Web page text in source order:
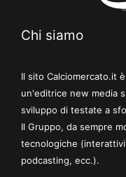
Chi siamo
Il sito Calciomercato.it
un'editrice new media
sviluppo di testate a
Il Gruppo, da sempre
tecnologiche
podcasting, ecc.).